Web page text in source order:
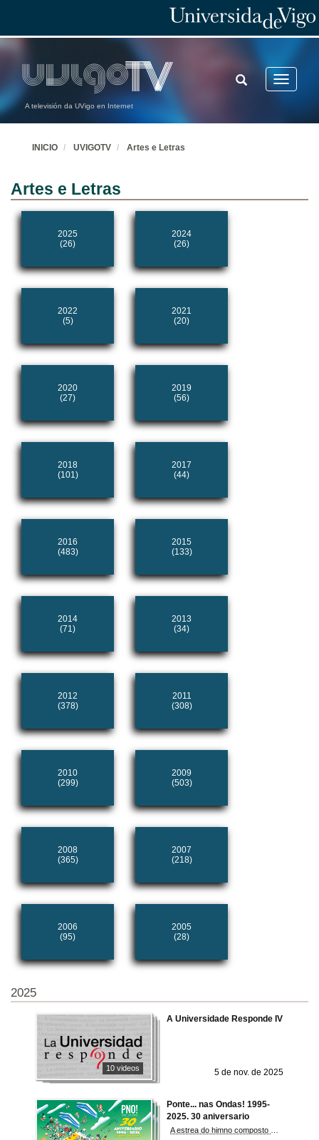
A televisión da UVigo en Internet
Toggle
TOGGLE
SEARCH
INICIO UVIGOTV Artes e Letras
Artes e Letras
2025
(26)
2024
(26)
2022
(5)
2021
(20)
2020
(27)
2019
(56)
2018
(101)
2017
(44)
2016
(483)
2015
(133)
2014
(71)
2013
(34)
2012
(378)
2011
(308)
2010
(299)
2009
(503)
2008
(365)
2007
(218)
2006
(95)
2005
(28)
2025
10 videos
A Universidade Responde IV
5 de nov. de 2025
Ponte... nas Ondas! 1995-
2025. 30 aniversario